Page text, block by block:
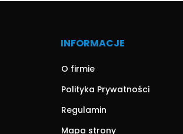
INFORMACJE
O firmie
Polityka Prywatności
Regulamin
Mapa strony